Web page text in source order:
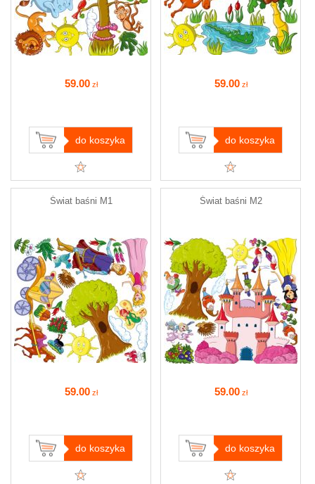
59.00 zł
do koszyka
59.00 zł
do koszyka
Świat baśni M1
59.00 zł
do koszyka
Świat baśni M2
59.00 zł
do koszyka